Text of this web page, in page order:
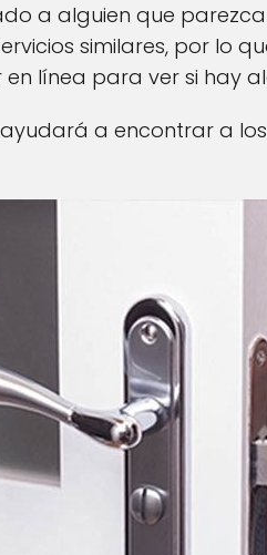
a alguien que
similares, por lo
línea para ver si hay
ayudará a encontrar a